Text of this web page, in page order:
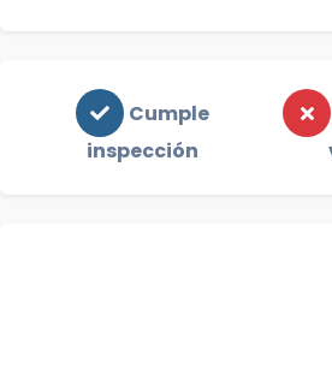
Cumple
inspección